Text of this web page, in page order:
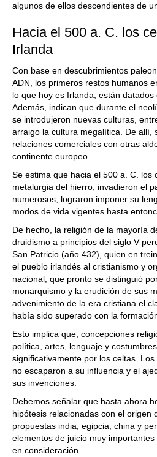
algunos de ellos descendientes de
Hacia el 500 a. C. los
Irlanda
Con base en descubrimientos
ADN, los primeros restos humanos
lo que hoy es Irlanda, están datados
Además, indican que durante el
se introdujeron nuevas culturas,
arraigo la cultura megalítica. De allí,
relaciones comerciales con otras
continente europeo.
Se estima que hacia el 500 a. C. los
metalurgia del hierro, invadieron el
numerosos, lograron imponer su
modos de vida vigentes hasta
De hecho, la religión de la mayoría
druidismo a principios del siglo V
San Patricio (año 432), quien en
el pueblo irlandés al cristianismo y
nacional, que pronto se distinguió
monarquismo y la erudición de sus
advenimiento de la era cristiana el
había sido superado con la
Esto implica que, concepciones
política, artes, lenguaje y
significativamente por los celtas.
no escaparon a su influencia y el
sus invenciones.
Debemos señalar que hasta ahora
hipótesis relacionadas con el origen
propuestas india, egipcia, china y
elementos de juicio muy
en consideración.